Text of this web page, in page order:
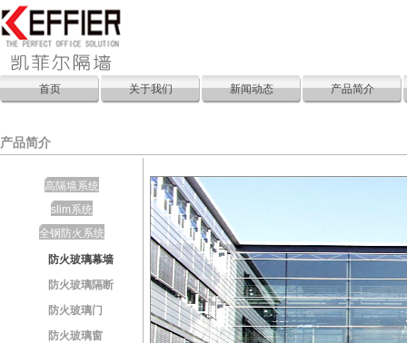
首页 关于我们 新闻动态 产品简介
产品简介
高隔墙系统
slim系统
全钢防火系统
防火玻璃幕墙
防火玻璃隔断
防火玻璃门
防火玻璃窗